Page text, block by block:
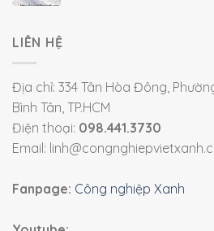
LIÊN HỆ
Địa chỉ: 334 Tân Hòa Đông,
Bình Tân, TP.HCM
Điện thoại: 098.441.3730
Email:
Fanpage: Công nghiệp Xanh